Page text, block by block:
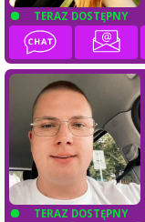
TERAZ DOSTĘPNY
TERAZ DOSTĘPNY